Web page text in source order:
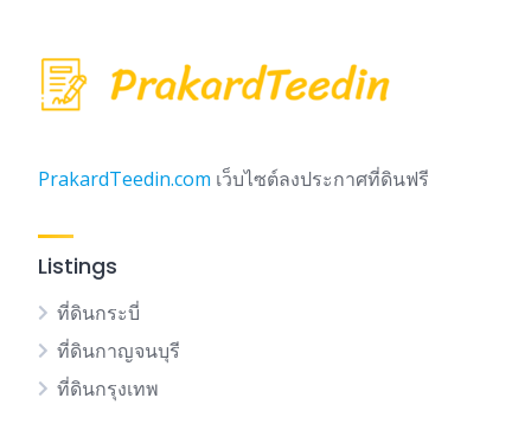
PrakardTeedin.com เว็บไซต์ลงประกาศที่ดินฟรี
Listings
ที่ดินกระบี่
ที่ดินกาญจนบุรี
ที่ดินกรุงเทพ